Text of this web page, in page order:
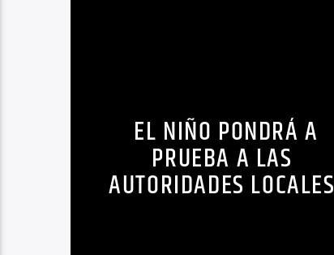
EL NIÑO PONDRÁ A
PRUEBA A LAS
AUTORIDADES LOCALES